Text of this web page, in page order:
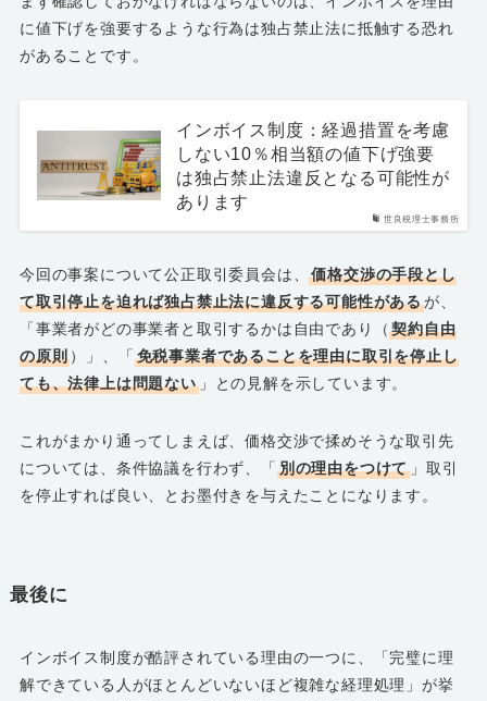
に値下げを強要するような行為は独占禁止法に抵触する恐れ
があることです。
世良税理士事務所
インボイス制度：経過措置を考慮
しない10％相当額の値下げ強要
は独占禁止法違反となる可能性が
あります
今回の事案について公正取引委員会は、価格交渉の手段とし
て取引停止を迫れば独占禁止法に違反する可能性があるが、
「事業者がどの事業者と取引するかは自由であり（契約自由
の原則 ）」、「 免税事業者であることを理由に取引を停止し
ても、法律上は問題ない」との見解を示しています。
これがまかり通ってしまえば、価格交渉で揉めそうな取引先
については、条件協議を行わず、「 別の理由をつけて 」取引
を停止すれば良い、とお墨付きを与えたことになります。
最後に
インボイス制度が酷評されている理由の一つに、「完璧に理
解できている人がほとんどいないほど複雑な経理処理」が挙